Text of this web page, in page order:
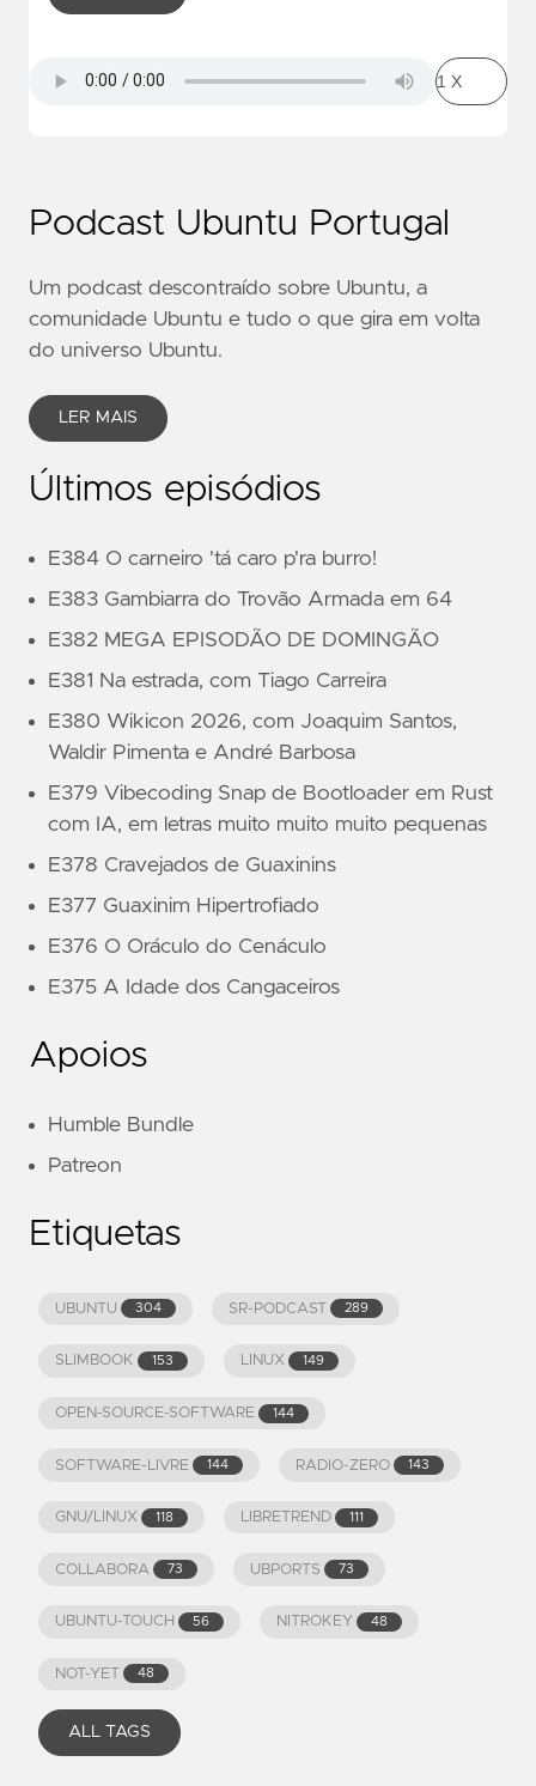
Podcast Ubuntu Portugal
Um podcast descontraído sobre Ubuntu, a
comunidade Ubuntu e tudo o que gira em volta
do universo Ubuntu.
LER MAIS
Últimos episódios
E384 O carneiro 'tá caro p'ra burro!
E383 Gambiarra do Trovão Armada em 64
E382 MEGA EPISODÃO DE DOMINGÃO
E381 Na estrada, com Tiago Carreira
E380 Wikicon 2026, com Joaquim Santos,
Waldir Pimenta e André Barbosa
E379 Vibecoding Snap de Bootloader em Rust
com IA, em letras muito muito muito pequenas
E378 Cravejados de Guaxinins
E377 Guaxinim Hipertrofiado
E376 O Oráculo do Cenáculo
E375 A Idade dos Cangaceiros
Apoios
Humble Bundle
Patreon
Etiquetas
UBUNTU 304 SR-PODCAST 289
SLIMBOOK 153 LINUX 149
OPEN-SOURCE-SOFTWARE 144
SOFTWARE-LIVRE 144 RADIO-ZERO 143
GNU/LINUX 118 LIBRETREND 111
COLLABORA 73 UBPORTS 73
UBUNTU-TOUCH 56 NITROKEY 48
NOT-YET 48
ALL TAGS